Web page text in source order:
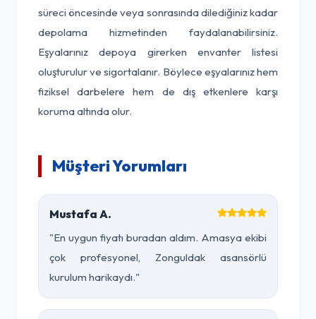
süreci öncesinde veya sonrasında dilediğiniz kadar
depolama hizmetinden faydalanabilirsiniz.
Eşyalarınız depoya girerken envanter listesi
oluşturulur ve sigortalanır. Böylece eşyalarınız hem
fiziksel darbelere hem de dış etkenlere karşı
koruma altında olur.
Müşteri Yorumları
Mustafa A.
"En uygun fiyatı buradan aldım. Amasya ekibi
çok profesyonel, Zonguldak asansörlü
kurulum harikaydı."